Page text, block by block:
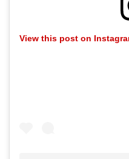
View this post on